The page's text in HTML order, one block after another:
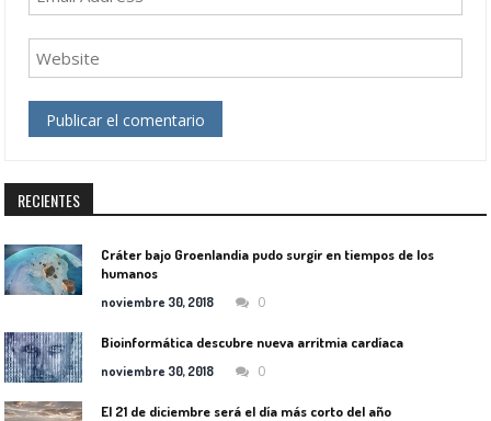
RECIENTES
Cráter bajo Groenlandia pudo surgir en tiempos de los
humanos
noviembre 30, 2018 0
Bioinformática descubre nueva arritmia cardíaca
noviembre 30, 2018 0
El 21 de diciembre será el día más corto del año